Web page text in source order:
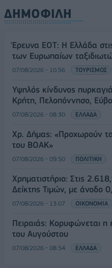
ΔΗΜΟΦΙΛΗ
Έρευνα ΕΟΤ: Η Ελλάδα
των Ευρωπαίων
07/08/2026 - 10:56 ΤΟΥΡΙΣΜΟΣ
Υψηλός κίνδυνος
Κρήτη, Πελοπόννησο,
07/08/2026 - 08:30 ΕΛΛΑΔΑ
Χρ. Δήμας: «Προχωρούν
του ΒΟΑΚ»
07/08/2026 - 09:50 ΠΟΛΙΤΙΚΗ
Χρηματιστήριο: Στις
Δείκτης Τιμών, με άνοδο
07/08/2026 - 13:07 ΟΙΚΟΝΟΜΙΑ
Πειραιάς: Κορυφώνεται
του Αυγούστου
07/08/2026 - 08:54 ΕΛΛΑΔΑ